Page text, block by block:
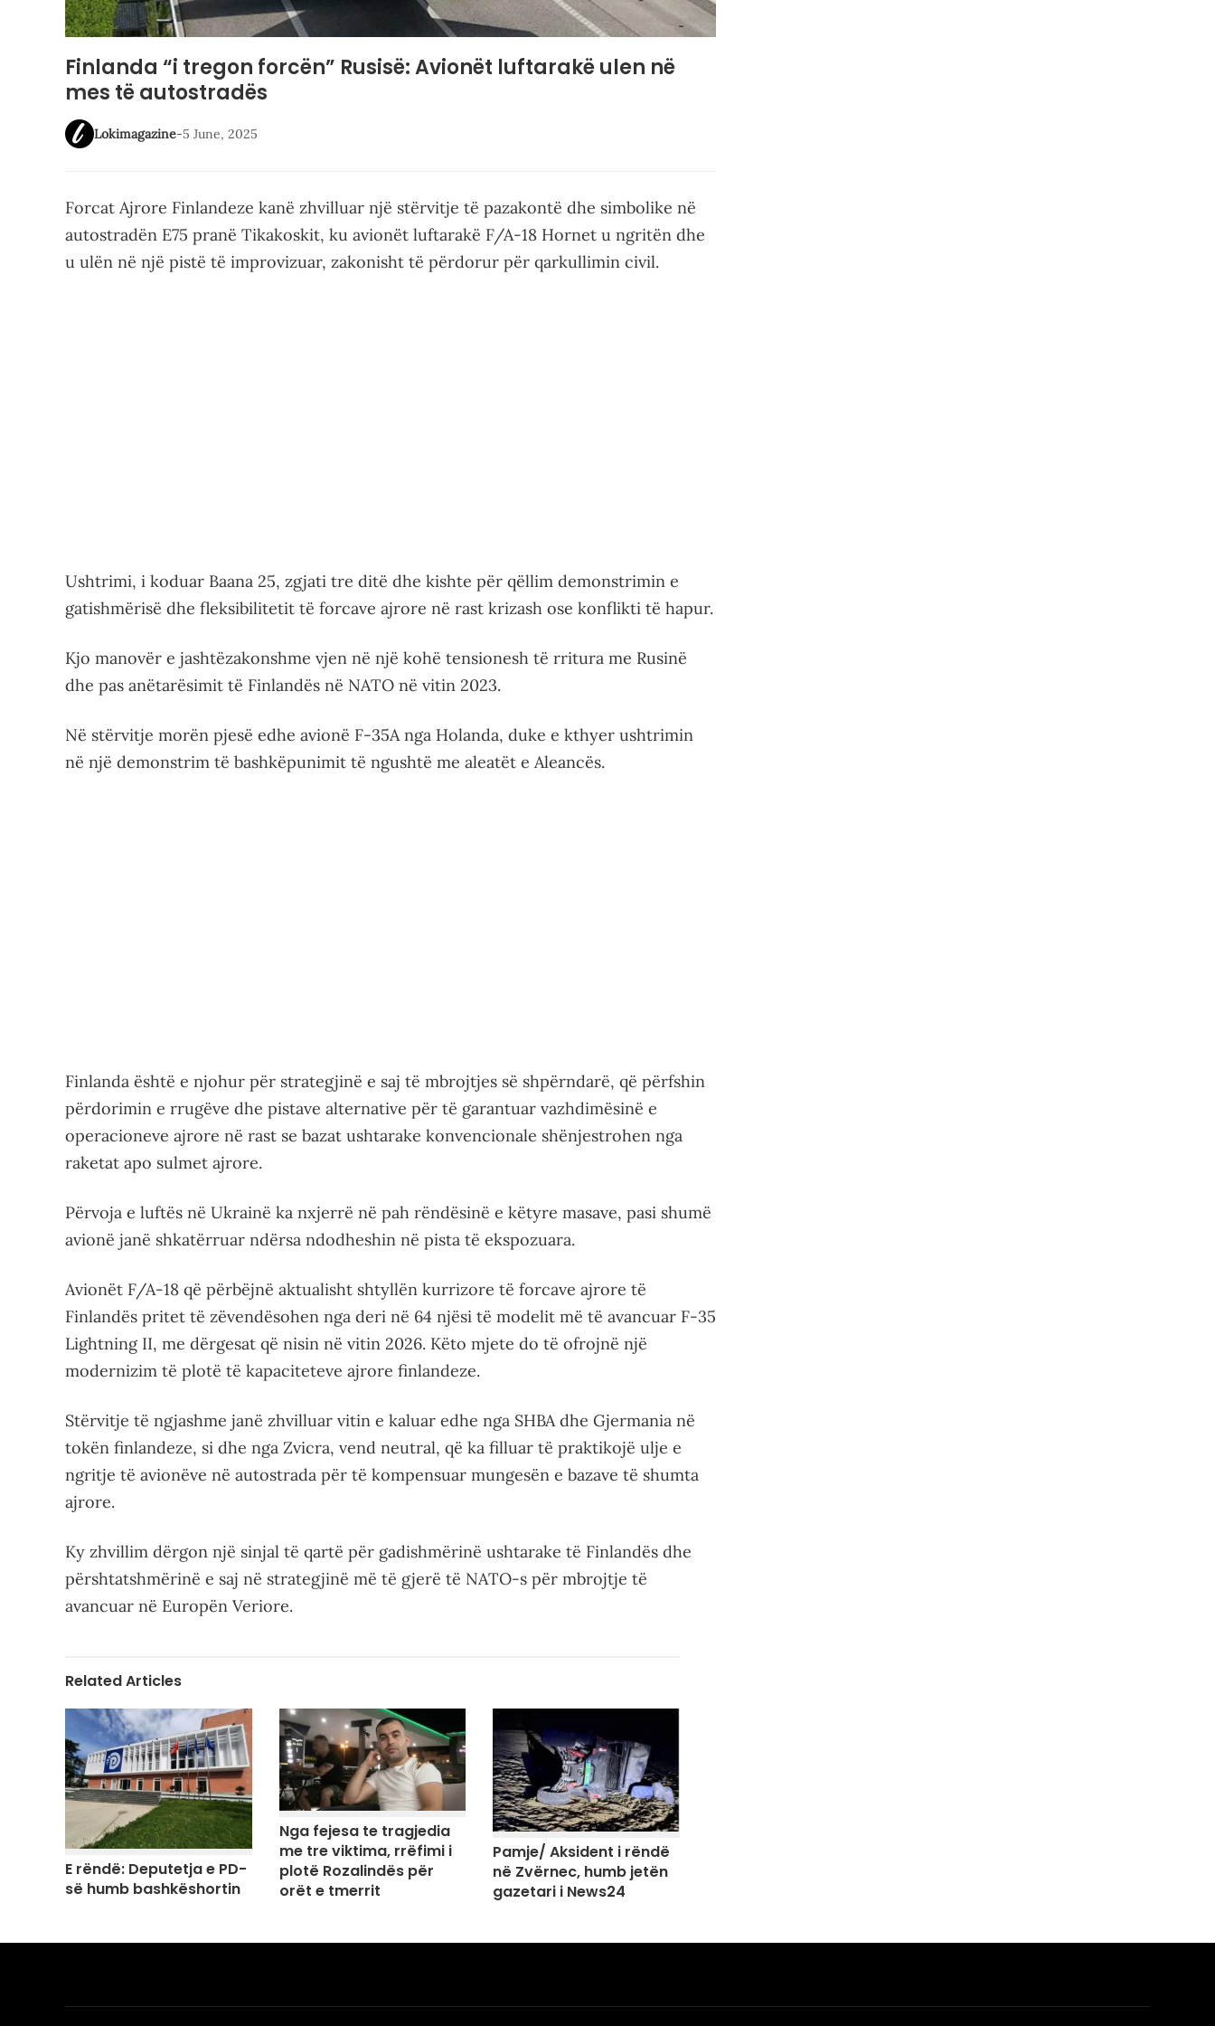
Finlanda “i tregon forcën” Rusisë: Avionët luftarakë ulen në
mes të autostradës
Lokimagazine-5 June, 2025
Forcat Ajrore Finlandeze kanë zhvilluar një stërvitje të pazakontë dhe simbolike në
autostradën E75 pranë Tikakoskit, ku avionët luftarakë F/A-18 Hornet u ngritën dhe
u ulën në një pistë të improvizuar, zakonisht të përdorur për qarkullimin civil.
Ushtrimi, i koduar Baana 25, zgjati tre ditë dhe kishte për qëllim demonstrimin e
gatishmërisë dhe fleksibilitetit të forcave ajrore në rast krizash ose konflikti të hapur.
Kjo manovër e jashtëzakonshme vjen në një kohë tensionesh të rritura me Rusinë
dhe pas anëtarësimit të Finlandës në NATO në vitin 2023.
Në stërvitje morën pjesë edhe avionë F-35A nga Holanda, duke e kthyer ushtrimin
në një demonstrim të bashkëpunimit të ngushtë me aleatët e Aleancës.
Finlanda është e njohur për strategjinë e saj të mbrojtjes së shpërndarë, që përfshin
përdorimin e rrugëve dhe pistave alternative për të garantuar vazhdimësinë e
operacioneve ajrore në rast se bazat ushtarake konvencionale shënjestrohen nga
raketat apo sulmet ajrore.
Përvoja e luftës në Ukrainë ka nxjerrë në pah rëndësinë e këtyre masave, pasi shumë
avionë janë shkatërruar ndërsa ndodheshin në pista të ekspozuara.
Avionët F/A-18 që përbëjnë aktualisht shtyllën kurrizore të forcave ajrore të
Finlandës pritet të zëvendësohen nga deri në 64 njësi të modelit më të avancuar F-35
Lightning II, me dërgesat që nisin në vitin 2026. Këto mjete do të ofrojnë një
modernizim të plotë të kapaciteteve ajrore finlandeze.
Stërvitje të ngjashme janë zhvilluar vitin e kaluar edhe nga SHBA dhe Gjermania në
tokën finlandeze, si dhe nga Zvicra, vend neutral, që ka filluar të praktikojë ulje e
ngritje të avionëve në autostrada për të kompensuar mungesën e bazave të shumta
ajrore.
Ky zhvillim dërgon një sinjal të qartë për gadishmërinë ushtarake të Finlandës dhe
përshtatshmërinë e saj në strategjinë më të gjerë të NATO-s për mbrojtje të
avancuar në Europën Veriore.
Related Articles
E rëndë: Deputetja e PD-
së humb bashkëshortin
Nga fejesa te tragjedia
me tre viktima, rrëfimi i
plotë Rozalindës për
orët e tmerrit
Pamje/ Aksident i rëndë
në Zvërnec, humb jetën
gazetari i News24